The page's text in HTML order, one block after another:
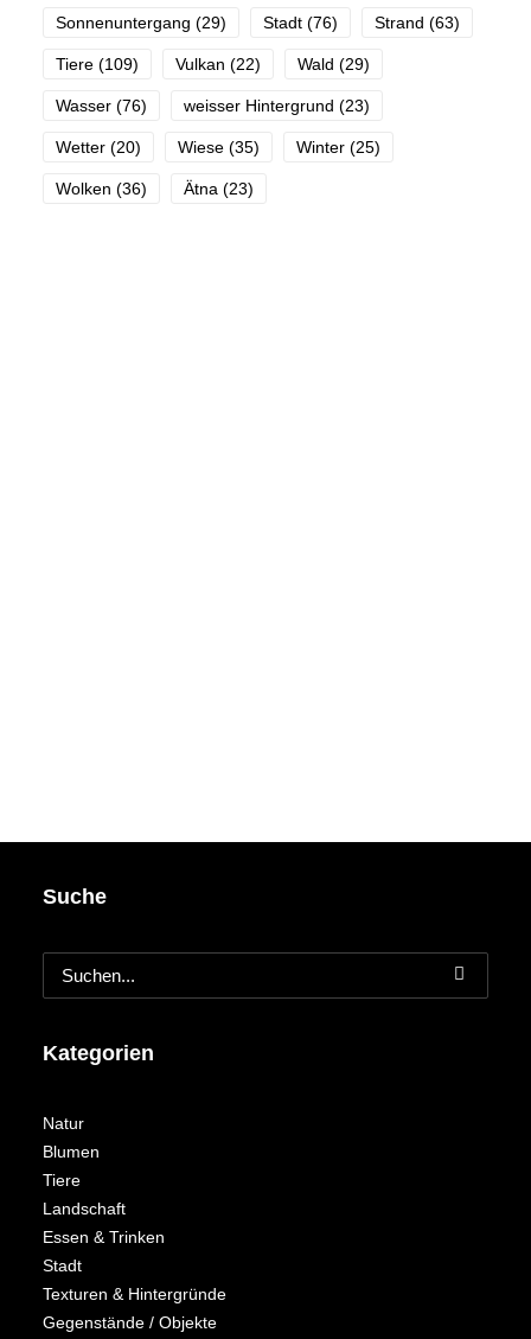
Sonnenuntergang (29) Stadt (76) Strand (63)
Tiere (109) Vulkan (22) Wald (29)
Wasser (76) weisser Hintergrund (23)
Wetter (20) Wiese (35) Winter (25)
Wolken (36) Ätna (23)
Suche
Kategorien
Natur
Blumen
Tiere
Landschaft
Essen & Trinken
Stadt
Texturen & Hintergründe
Gegenstände / Objekte